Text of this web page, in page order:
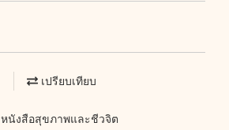
เปรียบเทียบ
หนังสือสุขภาพและชีวจิต